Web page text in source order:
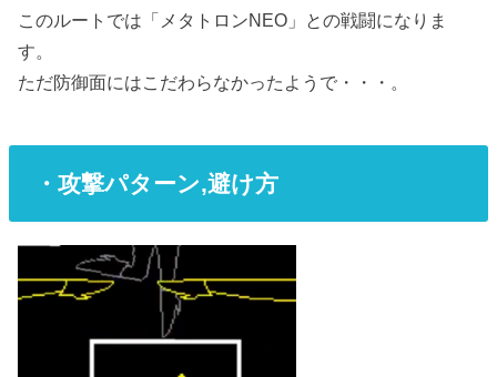
このルートでは「メタトロンNEO」との戦闘になりま
す。
ただ防御面にはこだわらなかったようで・・・。
・攻撃パターン,避け方